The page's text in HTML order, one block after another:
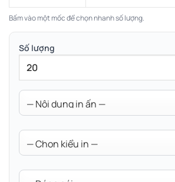
Bấm vào một mốc để chọn nhanh số lượng.
Số lượng